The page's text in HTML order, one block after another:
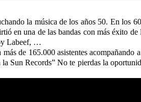
la música de los años 50. En los
una de las bandas con más éxito de
Labeef, …
de 165.000 asistentes acompañando
Records” No te pierdas la